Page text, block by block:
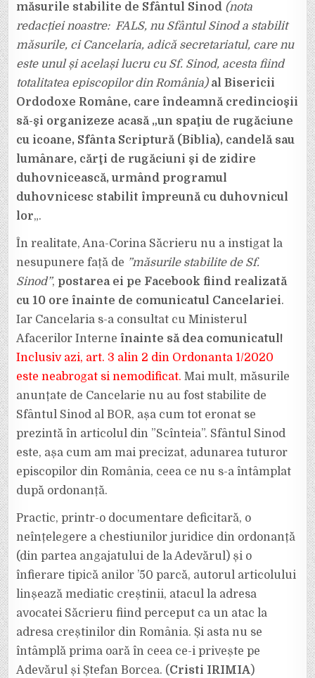
măsurile stabilite de Sfântul Sinod (nota
redacției noastre: FALS, nu Sfântul Sinod a stabilit
măsurile, ci Cancelaria, adică secretariatul, care nu
este unul și același lucru cu Sf. Sinod, acesta fiind
totalitatea episcopilor din România)al Bisericii
Ordodoxe Române, care îndeamnă credincioşii
să-şi organizeze acasă „un spaţiu de rugăciune
cu icoane, Sfânta Scriptură (Biblia), candelă sau
lumânare, cărţi de rugăciuni şi de zidire
duhovnicească, urmând programul
duhovnicesc stabilit împreună cu duhovnicul
lor„.
În realitate, Ana-Corina Săcrieru nu a instigat la
nesupunere față de ”măsurile stabilite de Sf.
Sinod”, postarea ei pe Facebook fiind realizată
cu 10 ore înainte de comunicatul Cancelariei.
Iar Cancelaria s-a consultat cu Ministerul
Afacerilor Interne înainte să dea comunicatul!
Inclusiv azi, art. 3 alin 2 din Ordonanta 1/2020
este neabrogat si nemodificat. Mai mult, măsurile
anunțate de Cancelarie nu au fost stabilite de
Sfântul Sinod al BOR, așa cum tot eronat se
prezintă în articolul din ”Scînteia”. Sfântul Sinod
este, așa cum am mai precizat, adunarea tuturor
episcopilor din România, ceea ce nu s-a întâmplat
după ordonanță.
Practic, printr-o documentare deficitară, o
neînțelegere a chestiunilor juridice din ordonanță
(din partea angajatului de la Adevărul) și o
înfierare tipică anilor ’50 parcă, autorul articolului
linșează mediatic creștinii, atacul la adresa
avocatei Săcrieru fiind perceput ca un atac la
adresa creștinilor din România. Și asta nu se
întâmplă prima oară în ceea ce-i privește pe
Adevărul și Ștefan Borcea. (Cristi IRIMIA)